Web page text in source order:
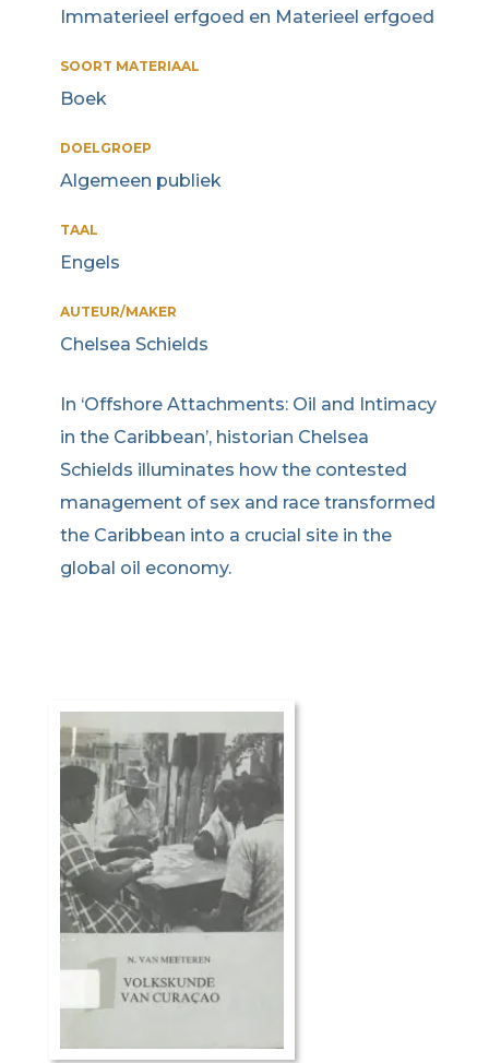
Immaterieel erfgoed en Materieel erfgoed
SOORT MATERIAAL
Boek
DOELGROEP
Algemeen publiek
TAAL
Engels
AUTEUR/MAKER
Chelsea Schields
In ‘Offshore Attachments: Oil and Intimacy
in the Caribbean’, historian Chelsea
Schields illuminates how the contested
management of sex and race transformed
the Caribbean into a crucial site in the
global oil economy.